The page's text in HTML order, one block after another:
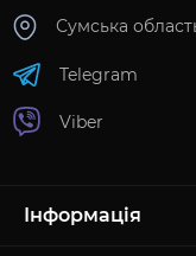
Сумська
Telegram
Viber
Інформація